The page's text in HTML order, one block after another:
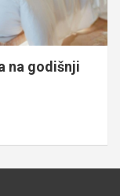
na godišnji